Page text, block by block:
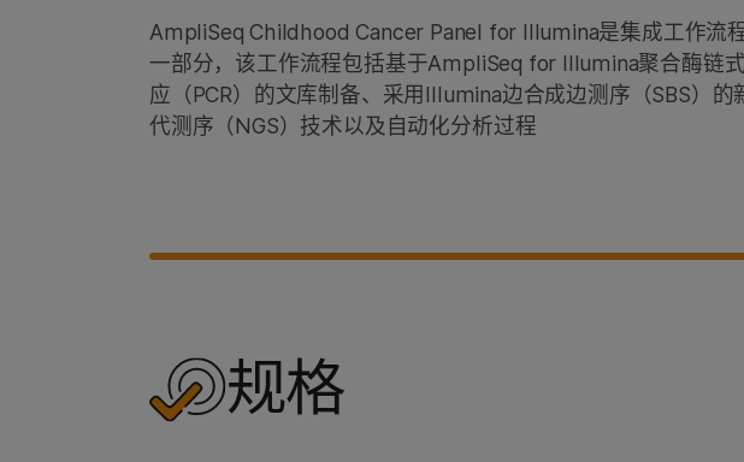
AmpliSeq Childhood Cancer Panel for Illumina是集成工作流
一部分，该工作流程包括基于AmpliSeq for Illumina聚合酶链
应（PCR）的文库制备、采用Illumina边合成边测序（SBS）的
代测序（NGS）技术以及自动化分析过程
规格